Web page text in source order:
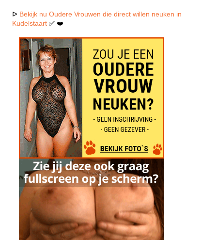
ᐅ Bekijk nu Oudere Vrouwen die direct willen neuken in
Kudelstaart ✅ ❤️